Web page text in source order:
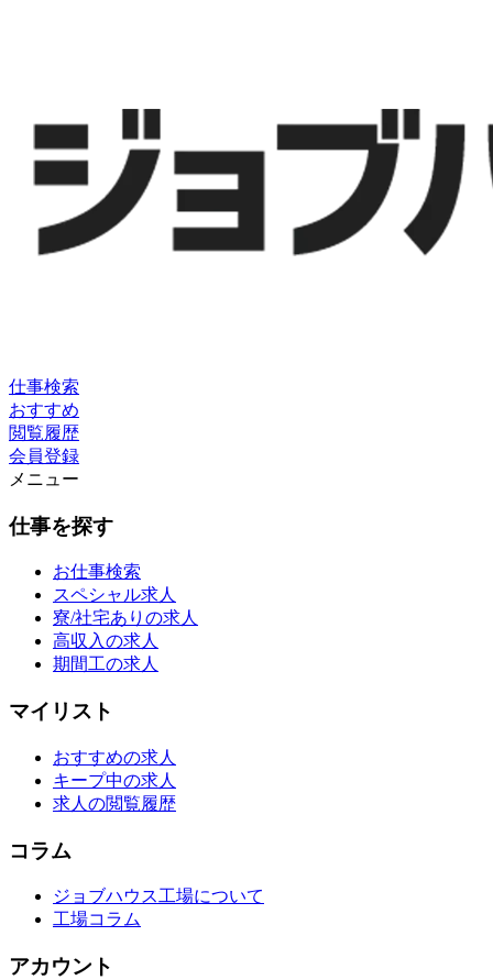
仕事検索
おすすめ
閲覧履歴
会員登録
メニュー
仕事を探す
お仕事検索
スペシャル求人
寮/社宅ありの求人
高収入の求人
期間工の求人
マイリスト
おすすめの求人
キープ中の求人
求人の閲覧履歴
コラム
ジョブハウス工場について
工場コラム
アカウント